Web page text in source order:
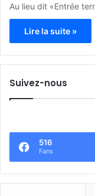
Au lieu dit «Entrée
Lire la suite »
Suivez-nous
516
Fans